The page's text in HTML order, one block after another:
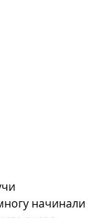
начинали